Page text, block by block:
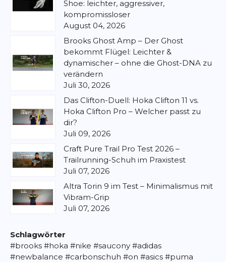
Shoe: leichter, aggressiver,
kompromissloser
August 04, 2026
Brooks Ghost Amp – Der Ghost
bekommt Flügel: Leichter &
dynamischer – ohne die Ghost-DNA zu
verändern
Juli 30, 2026
Das Clifton-Duell: Hoka Clifton 11 vs.
Hoka Clifton Pro – Welcher passt zu
dir?
Juli 09, 2026
Craft Pure Trail Pro Test 2026 –
Trailrunning-Schuh im Praxistest
Juli 07, 2026
Altra Torin 9 im Test – Minimalismus mit
Vibram-Grip
Juli 07, 2026
Schlagwörter
#brooks #hoka #nike #saucony #adidas
#newbalance #carbonschuh #on #asics #puma